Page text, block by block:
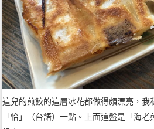
這兒的煎餃的這層冰花都做得頗漂亮，我
「恰」（台語）一點。上面這盤是「海